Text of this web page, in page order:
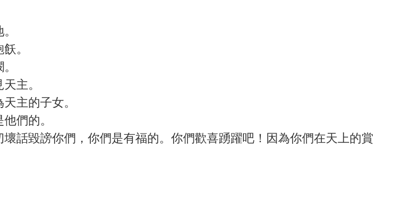
。
主。
主的子女。
們的。
話毀謗你們，你們是有福的。你們歡喜踴躍吧！因為你們在天上的賞